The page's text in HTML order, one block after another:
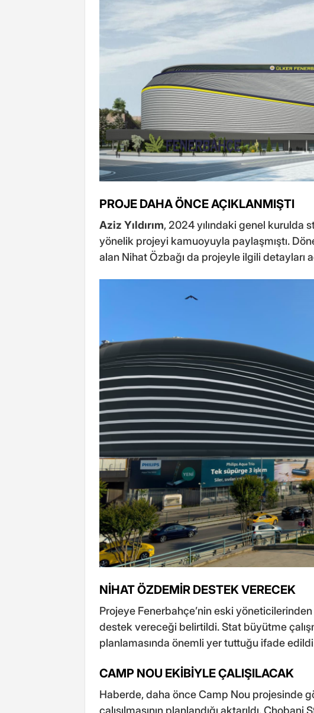
PROJE DAHA ÖNCE AÇIKLANMIŞTI
Aziz Yıldırım, 2024 yılındaki genel kurulda
yönelik projeyi kamuoyuyla paylaşmıştı.
alan Nihat Özbağı da projeyle ilgili detayları
NİHAT ÖZDEMİR DESTEK VERECEK
Projeye Fenerbahçe’nin eski
destek vereceği belirtildi. Stat büyütme
planlamasında önemli yer tuttuğu ifade
CAMP NOU EKİBİYLE ÇALIŞILACAK
Haberde, daha önce Camp Nou projesinde
çalışılmasının planlandığı aktarıldı. Chobani